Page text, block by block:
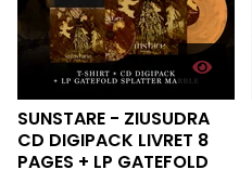
SUNSTARE - ZIUSUDRA
CD DIGIPACK LIVRET 8
PAGES + LP GATEFOLD